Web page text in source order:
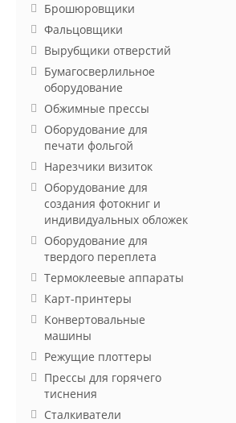
Брошюровщики
Фальцовщики
Вырубщики отверстий
Бумагосверлильное
оборудование
Обжимные прессы
Оборудование для
печати фольгой
Нарезчики визиток
Оборудование для
создания фотокниг и
индивидуальных обложек
Оборудование для
твердого переплета
Термоклеевые аппараты
Карт-принтеры
Конвертовальные
машины
Режущие плоттеры
Прессы для горячего
тиснения
Сталкиватели